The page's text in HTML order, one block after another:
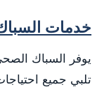
خدمات
يوفر السباك
تلبي جميع